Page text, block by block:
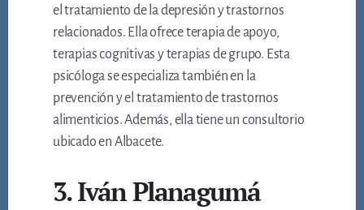
el tratamiento de la depresión y trastornos
relacionados. Ella ofrece terapia de apoyo,
terapias cognitivas y terapias de grupo. Esta
psicóloga se especializa también en la
prevención y el tratamiento de trastornos
alimenticios. Además, ella tiene un consultorio
ubicado en Albacete.
3. Iván Planagumá